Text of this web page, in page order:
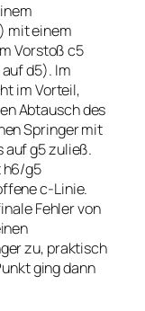
mit einem
Vorstoß c5
d5). Im
im Vorteil,
Abtausch des
Springer mit
auf g5 zuließ.
h6/g5
c-Linie.
Fehler von
zu, praktisch
ging dann